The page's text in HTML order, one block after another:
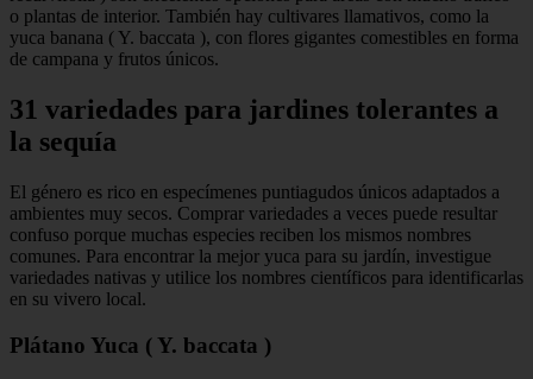
o plantas de interior. También hay cultivares llamativos, como la
yuca banana ( Y. baccata ), con flores gigantes comestibles en forma
de campana y frutos únicos.
31 variedades para jardines tolerantes a
la sequía
El género es rico en especímenes puntiagudos únicos adaptados a
ambientes muy secos. Comprar variedades a veces puede resultar
confuso porque muchas especies reciben los mismos nombres
comunes. Para encontrar la mejor yuca para su jardín, investigue
variedades nativas y utilice los nombres científicos para identificarlas
en su vivero local.
Plátano Yuca ( Y. baccata )